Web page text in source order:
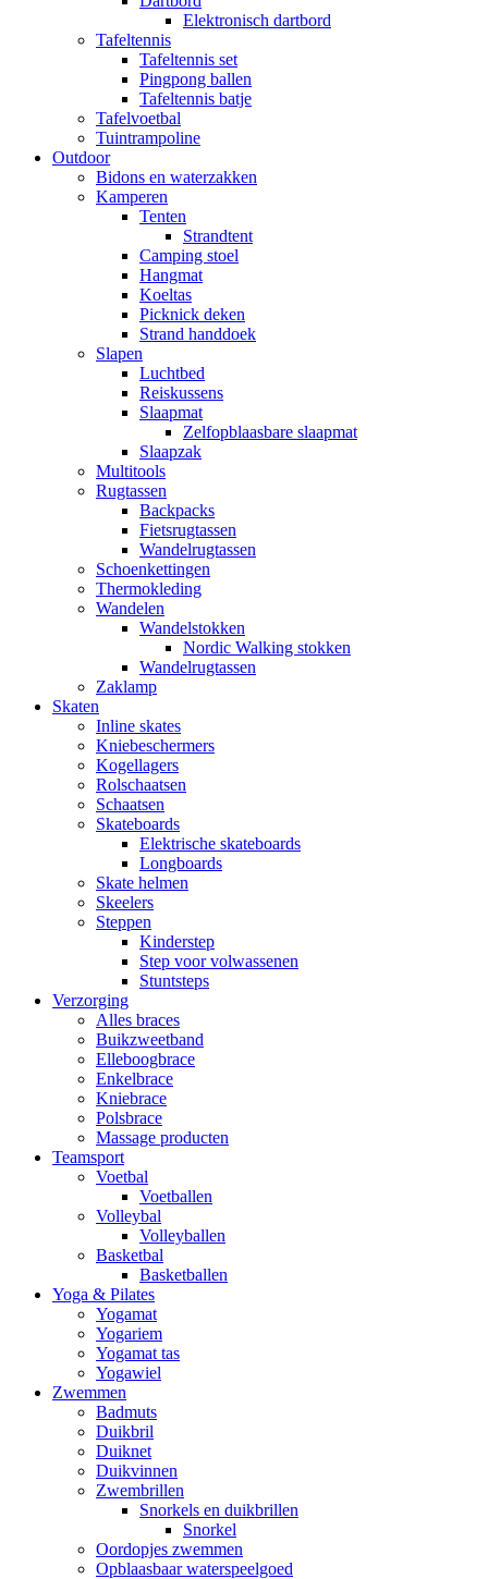
Elektronisch dartbord
Tafeltennis
Tafeltennis set
Pingpong ballen
Tafeltennis batje
Tafelvoetbal
Tuintrampoline
Outdoor
Bidons en waterzakken
Kamperen
Tenten
Strandtent
Camping stoel
Hangmat
Koeltas
Picknick deken
Strand handdoek
Slapen
Luchtbed
Reiskussens
Slaapmat
Zelfopblaasbare slaapmat
Slaapzak
Multitools
Rugtassen
Backpacks
Fietsrugtassen
Wandelrugtassen
Schoenkettingen
Thermokleding
Wandelen
Wandelstokken
Nordic Walking stokken
Wandelrugtassen
Zaklamp
Skaten
Inline skates
Kniebeschermers
Kogellagers
Rolschaatsen
Schaatsen
Skateboards
Elektrische skateboards
Longboards
Skate helmen
Skeelers
Steppen
Kinderstep
Step voor volwassenen
Stuntsteps
Verzorging
Alles braces
Buikzweetband
Elleboogbrace
Enkelbrace
Kniebrace
Polsbrace
Massage producten
Teamsport
Voetbal
Voetballen
Volleybal
Volleyballen
Basketbal
Basketballen
Yoga & Pilates
Yogamat
Yogariem
Yogamat tas
Yogawiel
Zwemmen
Badmuts
Duikbril
Duiknet
Duikvinnen
Zwembrillen
Snorkels en duikbrillen
Snorkel
Oordopjes zwemmen
Opblaasbaar waterspeelgoed